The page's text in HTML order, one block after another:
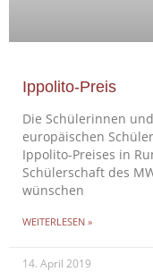
Ippolito-Preis
Die Schülerinnen
europäischen
Ippolito-Preises in
Schülerschaft des
wünschen
WEITERLESEN »
14. April 2019